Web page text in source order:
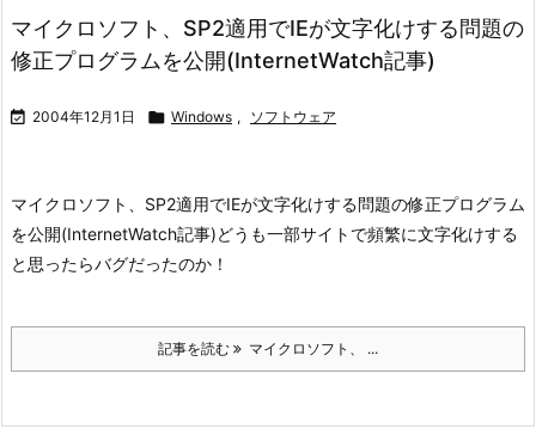
マイクロソフト、SP2適用でIEが文字化けする問題の
修正プログラムを公開(InternetWatch記事)
 2004年12月1日  Windows , ソフトウェア
マイクロソフト、SP2適用でIEが文字化けする問題の修正プログラム
を公開(InternetWatch記事)どうも一部サイトで頻繁に文字化けする
と思ったらバグだったのか！
記事を読む マイクロソフト、 ...